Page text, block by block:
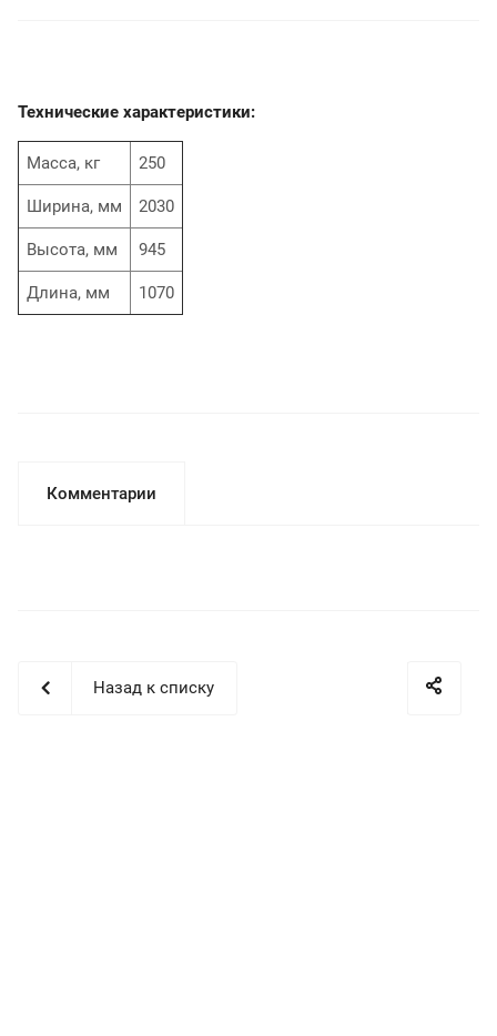
Технические характеристики:
Масса, кг 250
Ширина, мм 2030
Высота, мм 945
Длина, мм 1070
Комментарии
Назад к списку